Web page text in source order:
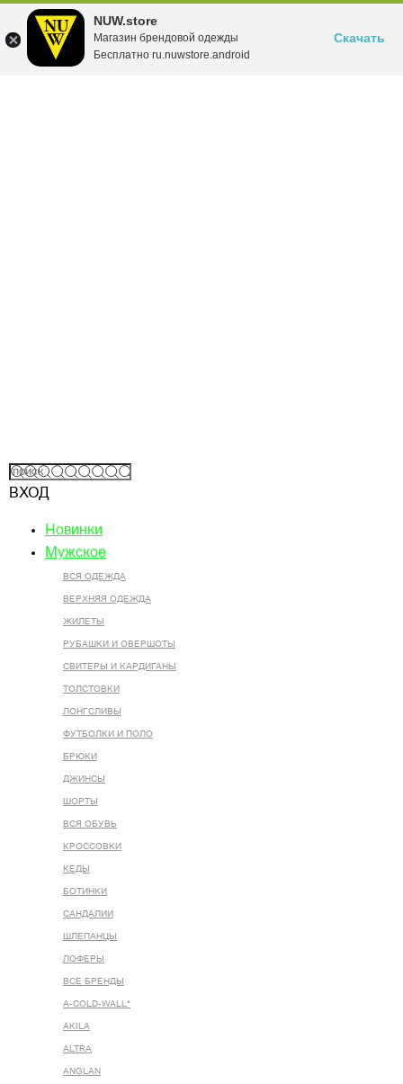
NUW.store
Магазин брендовой одежды
Бесплатно ru.nuwstore.android
Скачать
ВХОД
Новинки
Мужское
ВСЯ ОДЕЖДА
ВЕРХНЯЯ ОДЕЖДА
ЖИЛЕТЫ
РУБАШКИ И ОВЕРШОТЫ
СВИТЕРЫ И КАРДИГАНЫ
ТОЛСТОВКИ
ЛОНГСЛИВЫ
ФУТБОЛКИ И ПОЛО
БРЮКИ
ДЖИНСЫ
ШОРТЫ
ВСЯ ОБУВЬ
КРОССОВКИ
КЕДЫ
БОТИНКИ
САНДАЛИИ
ШЛЕПАНЦЫ
ЛОФЕРЫ
ВСЕ БРЕНДЫ
A-COLD-WALL*
AKILA
ALTRA
ANGLAN